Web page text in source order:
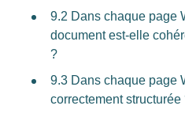
9.2 Dans chaque page
document est-elle
?
9.3 Dans chaque page
correctement structurée